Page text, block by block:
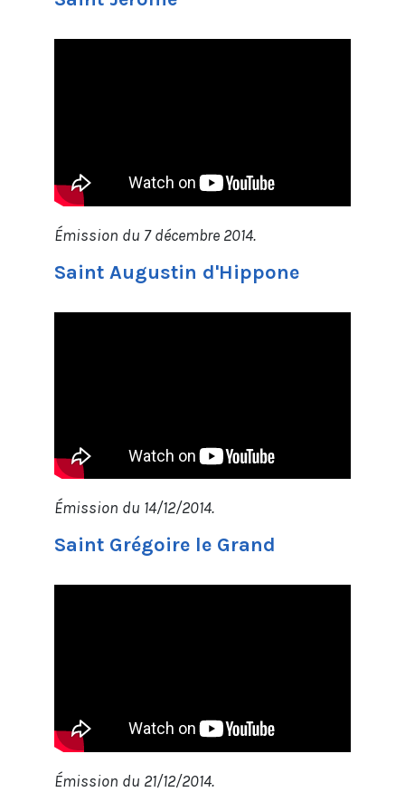
Émission du 7 décembre 2014.
Saint Augustin d'Hippone
Émission du 14/12/2014.
Saint Grégoire le Grand
Émission du 21/12/2014.